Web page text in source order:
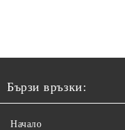
Бързи връзки:
Начало